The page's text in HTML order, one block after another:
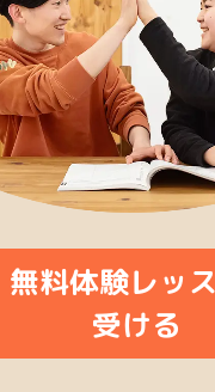
無料体験レッ
受ける